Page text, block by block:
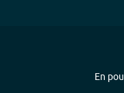
En